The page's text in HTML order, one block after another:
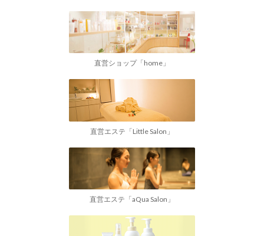
直営ショップ「home」
直営エステ「Little Salon」
直営エステ「aQua Salon」